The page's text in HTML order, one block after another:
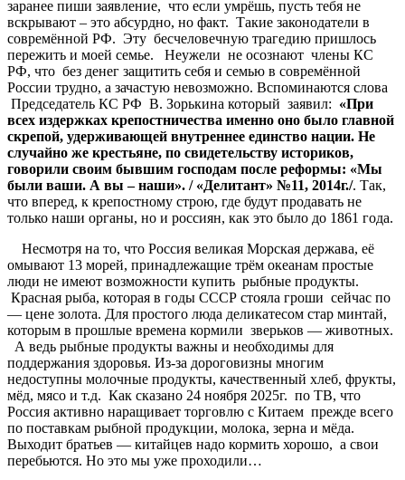
заранее пиши заявление, что если умрёшь, пусть тебя не
вскрывают – это абсурдно, но факт. Такие законодатели в
совремённой РФ. Эту бесчеловечную трагедию пришлось
пережить и моей семье. Неужели не осознают члены КС
РФ, что без денег защитить себя и семью в совремённой
России трудно, а зачастую невозможно. Вспоминаются слова
Председатель КС РФ В. Зорькина который заявил: «При
всех издержках крепостничества именно оно было главной
скрепой, удерживающей внутреннее единство нации. Не
случайно же крестьяне, по свидетельству историков,
говорили своим бывшим господам после реформы: «Мы
были ваши. А вы – наши». / «Делитант» №11, 2014г./. Так,
что вперед, к крепостному строю, где будут продавать не
только наши органы, но и россиян, как это было до 1861 года.
Несмотря на то, что Россия великая Морская держава, её
омывают 13 морей, принадлежащие трём океанам простые
люди не имеют возможности купить рыбные продукты.
Красная рыба, которая в годы СССР стояла гроши сейчас по
— цене золота. Для простого люда деликатесом стар минтай,
которым в прошлые времена кормили зверьков — животных.
А ведь рыбные продукты важны и необходимы для
поддержания здоровья. Из-за дороговизны многим
недоступны молочные продукты, качественный хлеб, фрукты,
мёд, мясо и т.д. Как сказано 24 ноября 2025г. по ТВ, что
Россия активно наращивает торговлю с Китаем прежде всего
по поставкам рыбной продукции, молока, зерна и мёда.
Выходит братьев — китайцев надо кормить хорошо, а свои
перебьются. Но это мы уже проходили…